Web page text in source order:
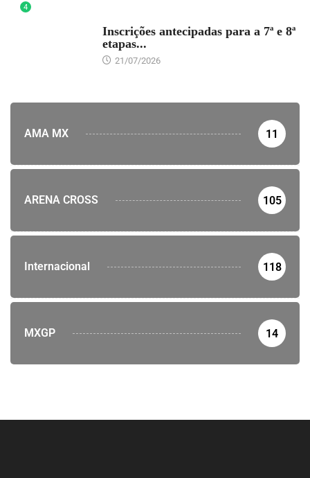
4
Inscrições antecipadas para a 7ª e 8ª
etapas...
21/07/2026
AMA MX 11
ARENA CROSS 105
Internacional 118
MXGP 14